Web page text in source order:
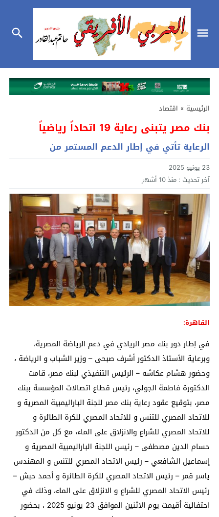
الرئيسية » اقتصاد
بنك مصر يتبنى رعاية 19 اتحاداً رياضياً
الرعاية تأتي في إطار الدعم المستمر من
23 يونيو 2025
آخر تحديث : منذ 10 أشهر
القاهرة:
في إطار دور بنك مصر الريادي في دعم الرياضة المصرية،
وبرعاية الأستاذ الدكتور أشرف صبحى – وزير الشباب و الرياضة ،
وحضور هشام عكاشه – الرئيس التنفيذي لبنك مصر، قامت
الدكتورة فاطمة الجولي، رئيس قطاع اتصالات المؤسسة ببنك
مصر، بتوقيع عقود رعاية بنك مصر للجنة الباراليمبية المصرية و
للاتحاد المصري للتنس و للاتحاد المصري للكرة الطائرة و
للاتحاد المصري للشراع والانزلاق على الماء، مع كل من الدكتور
حسام الدين مصطفى – رئيس اللجنة الباراليمبية المصرية و
إسماعيل الشافعي – رئيس الاتحاد المصري للتنس و المهندس
ياسر قمر – رئيس الاتحاد المصري للكرة الطائرة و أحمد حبش –
رئيس الاتحاد المصري للشراع و الانزلاق على الماء، وذلك في
احتفالية أقيمت يوم الاثنين الموافق 23 يونيو 2025 ، بحضور